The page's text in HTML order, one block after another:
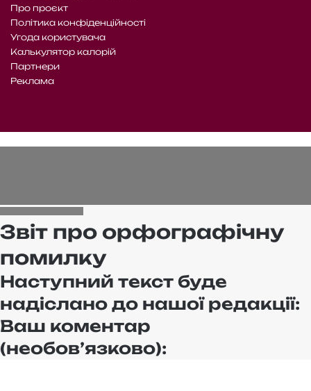
Про проєкт
Політика конфіденційності
Угода користувача
Калькулятор калорій
Партнери
Реклама
Звіт про орфографічну
помилку
Наступний текст буде
надіслано до нашої редакції:
Ваш коментар
(необов’язково):